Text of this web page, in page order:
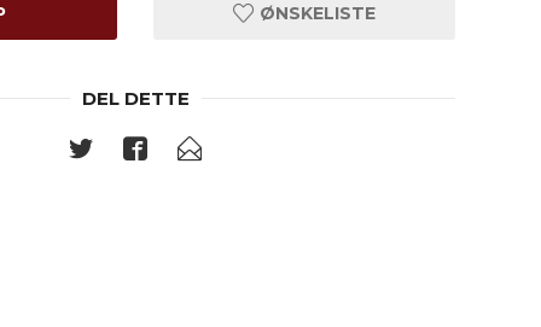
ØNSKELISTE
DEL DETTE